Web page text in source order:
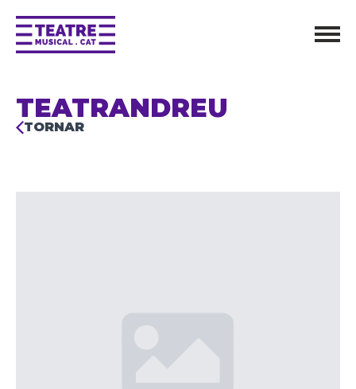
TEATRANDREU
TORNAR